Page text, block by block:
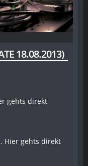
18.08.2013)
gehts direkt
Hier gehts direkt